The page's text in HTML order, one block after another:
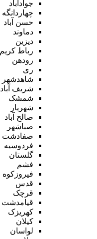
جوادآباد
چهاردانگه
حسن آباد
دماوند
دیزین
رباط کریم
رودهن
ری
شاهدشهر
شریف آباد
شمشک
شهریار
صالح آباد
صباشهر
صفادشت
فردوسیه
گلستان
فشم
فیروزکوه
قدس
قرچک
قیامدشت
کهریزک
کیلان
لواسان